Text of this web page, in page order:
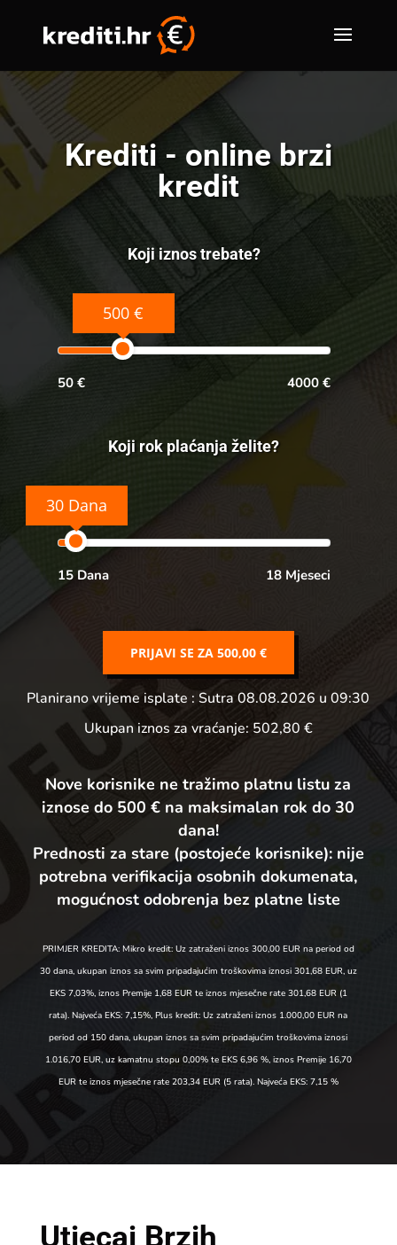
Krediti - online brzi
kredit
Koji iznos trebate?
500 €
50 € 4000 €
Koji rok plaćanja želite?
30 Dana
15 Dana 18 Mjeseci
PRIJAVI SE ZA 500,00 €
Planirano vrijeme isplate : Sutra 08.08.2026 u 09:30
Ukupan iznos za vraćanje: 502,80 €
Nove korisnike ne tražimo platnu listu za
iznose do 500 € na maksimalan rok do 30
dana!
Prednosti za stare (postojeće korisnike): nije
potrebna verifikacija osobnih dokumenata,
mogućnost odobrenja bez platne liste
PRIMJER KREDITA: Mikro kredit: Uz zatraženi iznos 300,00 EUR na period od
30 dana, ukupan iznos sa svim pripadajućim troškovima iznosi 301,68 EUR, uz
EKS 7,03%, iznos Premije 1,68 EUR te iznos mjesečne rate 301,68 EUR (1
rata). Najveća EKS: 7,15%, Plus kredit: Uz zatraženi iznos 1.000,00 EUR na
period od 150 dana, ukupan iznos sa svim pripadajućim troškovima iznosi
1.016,70 EUR, uz kamatnu stopu 0,00% te EKS 6,96 %, iznos Premije 16,70
EUR te iznos mjesečne rate 203,34 EUR (5 rata). Najveća EKS: 7,15 %
Utjecaj Brzih